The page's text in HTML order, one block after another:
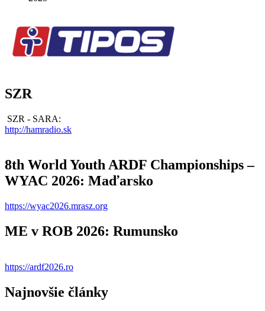
SZR
SZR - SARA:
http://hamradio.sk
8th World Youth ARDF Championships –
WYAC 2026: Maďarsko
https://wyac2026.mrasz.org
ME v ROB 2026: Rumunsko
https://ardf2026.ro
Najnovšie články